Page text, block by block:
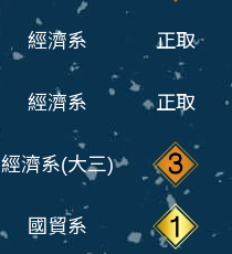
經濟系 正取
經濟系 正取
經濟系(大三)
國貿系